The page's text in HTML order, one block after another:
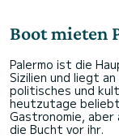
Boot mieten
Palermo ist die
Sizilien und liegt
politisches und
heutzutage
Gastronomie, aber
die Bucht vor ihr.